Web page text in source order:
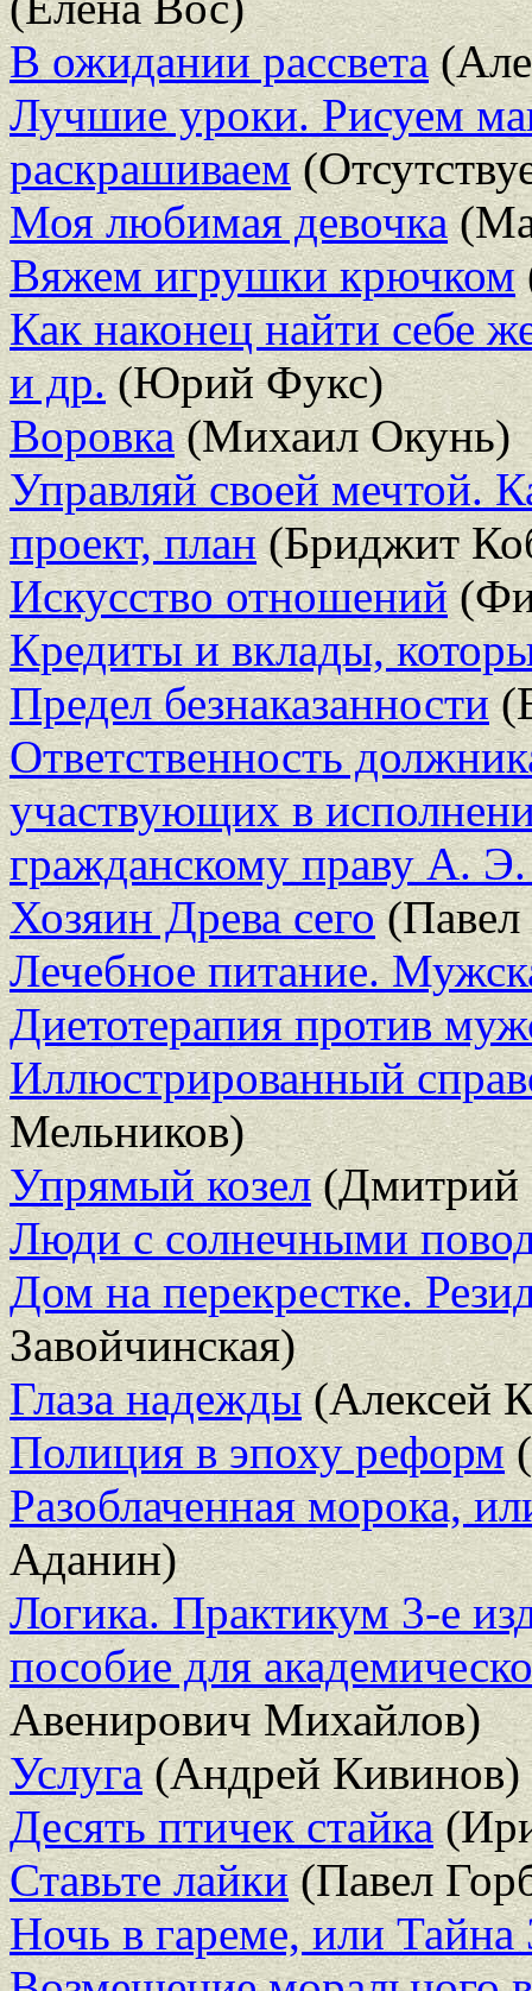
В ожидании рассвета
Лучшие уроки. Рисуем
раскрашиваем
Моя любимая девочка
Вяжем игрушки крючком
Как наконец найти себе
и др.(Юрий Фукс)
Воровка(Михаил Окунь)
Управляй своей мечтой.
проект, план(Бриджит
Искусство отношений
Кредиты и вклады,
Предел безнаказанности
Ответственность
участвующих в
гражданскому праву А.
Хозяин Древа сего(Павел
Лечебное питание.
Диетотерапия против
Иллюстрированный
Мельников)
Упрямый козел(Дмитрий
Люди с солнечными
Дом на перекрестке.
Завойчинская)
Глаза надежды(Алексей
Полиция в эпоху реформ
Разоблаченная морока,
Аданин)
Логика. Практикум 3-е
пособие для
Авенирович Михайлов)
Услуга(Андрей Кивинов)
Десять птичек стайка
Ставьте лайки(Павел
Ночь в гареме, или